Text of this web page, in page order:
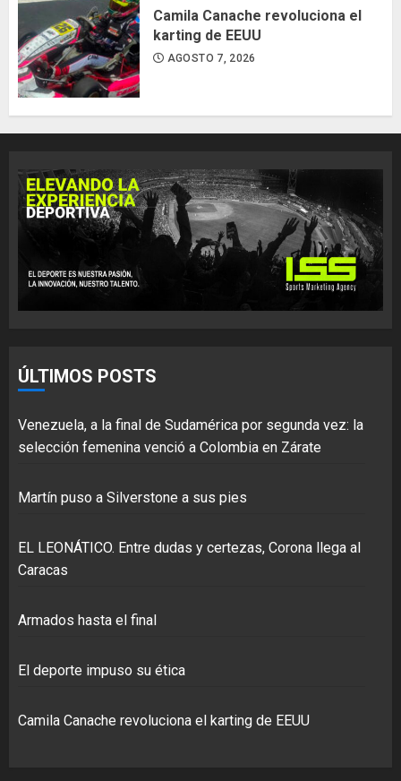
Camila Canache revoluciona el
karting de EEUU
AGOSTO 7, 2026
ÚLTIMOS POSTS
Venezuela, a la final de Sudamérica por segunda vez: la
selección femenina venció a Colombia en Zárate
Martín puso a Silverstone a sus pies
EL LEONÁTICO. Entre dudas y certezas, Corona llega al
Caracas
Armados hasta el final
El deporte impuso su ética
Camila Canache revoluciona el karting de EEUU